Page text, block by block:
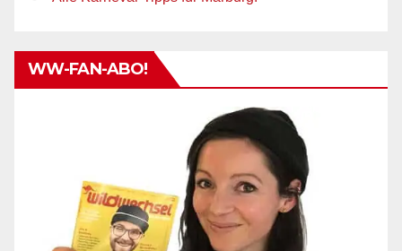
WW-FAN-ABO!